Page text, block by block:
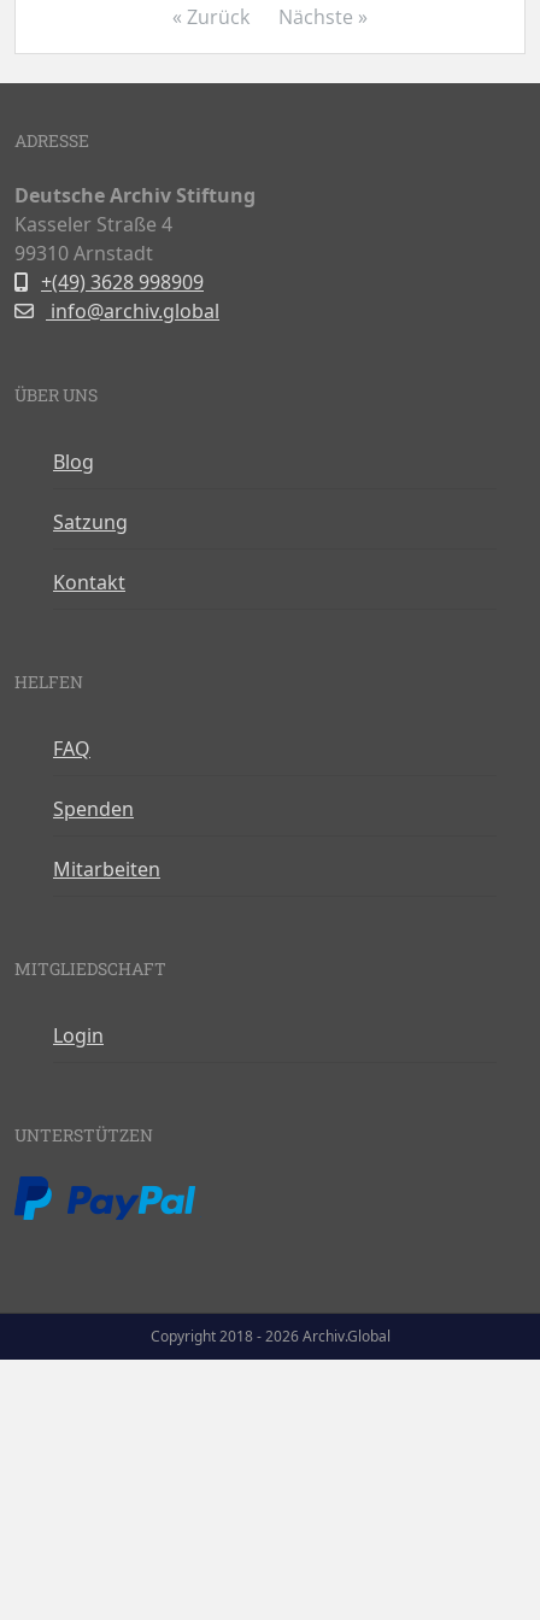
« Zurück Nächste »
ADRESSE
Deutsche Archiv Stiftung
Kasseler Straße 4
99310 Arnstadt
+(49) 3628 998909
info@archiv.global
ÜBER UNS
Blog
Satzung
Kontakt
HELFEN
FAQ
Spenden
Mitarbeiten
MITGLIEDSCHAFT
Login
UNTERSTÜTZEN
Copyright 2018 - 2026 Archiv.Global